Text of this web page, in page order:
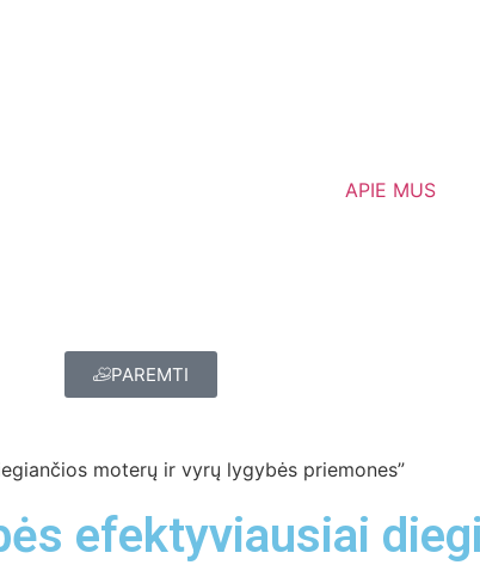
APIE MUS
PAREMTI
moterų ir vyrų lygybės priemones”
efektyviausiai